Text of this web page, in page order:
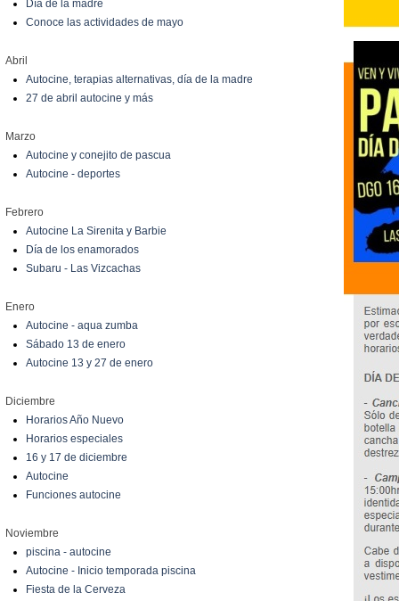
Día de la madre
Conoce las actividades de mayo
Abril
Autocine, terapias alternativas, día de la madre
27 de abril autocine y más
Marzo
Autocine y conejito de pascua
Autocine - deportes
Febrero
Autocine La Sirenita y Barbie
Día de los enamorados
Subaru - Las Vizcachas
Enero
Autocine - aqua zumba
Sábado 13 de enero
Autocine 13 y 27 de enero
Diciembre
Horarios Año Nuevo
Horarios especiales
16 y 17 de diciembre
Autocine
Funciones autocine
Noviembre
piscina - autocine
Autocine - Inicio temporada piscina
Fiesta de la Cerveza